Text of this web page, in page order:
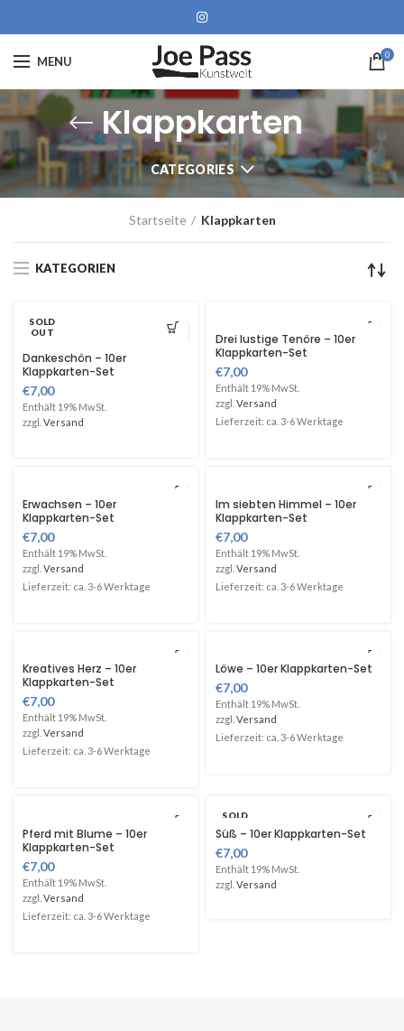
MENU 0
Klappkarten
CATEGORIES
Startseite Klappkarten
KATEGORIEN
SOLD
OUT
Dankeschön – 10er
Klappkarten-Set
€7,00
Enthält 19% MwSt.
zzgl. Versand
Drei lustige Tenöre – 10er
Klappkarten-Set
€7,00
Enthält 19% MwSt.
zzgl. Versand
Lieferzeit: ca. 3-6 Werktage
Erwachsen – 10er
Klappkarten-Set
€7,00
Enthält 19% MwSt.
zzgl. Versand
Lieferzeit: ca. 3-6 Werktage
Im siebten Himmel – 10er
Klappkarten-Set
€7,00
Enthält 19% MwSt.
zzgl. Versand
Lieferzeit: ca. 3-6 Werktage
Kreatives Herz – 10er
Klappkarten-Set
€7,00
Enthält 19% MwSt.
zzgl. Versand
Lieferzeit: ca. 3-6 Werktage
Löwe – 10er Klappkarten-Set
€7,00
Enthält 19% MwSt.
zzgl. Versand
Lieferzeit: ca. 3-6 Werktage
Pferd mit Blume – 10er
Klappkarten-Set
€7,00
Enthält 19% MwSt.
zzgl. Versand
Lieferzeit: ca. 3-6 Werktage
SOLD
Süß – 10er Klappkarten-Set
€7,00
Enthält 19% MwSt.
zzgl. Versand